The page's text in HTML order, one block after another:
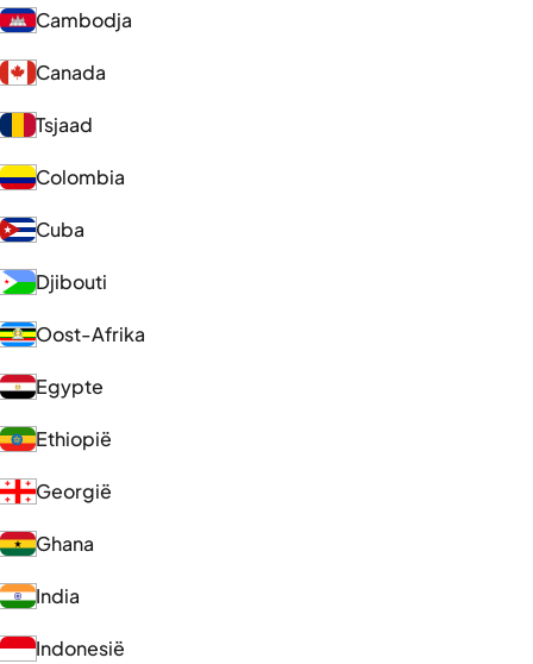
Cambodja
Canada
Tsjaad
Colombia
Cuba
Djibouti
Oost-Afrika
Egypte
Ethiopië
Georgië
Ghana
India
Indonesië